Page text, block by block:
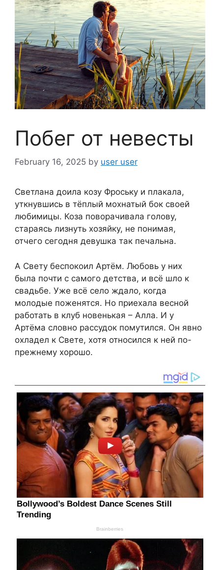
Побег от невесты
February 16, 2025 by user user
Светлана доила козу Фроську и плакала,
уткнувшись в тёплый мохнатый бок своей
любимицы. Коза поворачивала голову,
стараясь лизнуть хозяйку, не понимая,
отчего сегодня девушка так печальна.
А Свету беспокоил Артём. Любовь у них
была почти с самого детства, и всё шло к
свадьбе. Уже всё село ждало, когда
молодые поженятся. Но приехала весной
работать в клуб новенькая – Алла. И у
Артёма словно рассудок помутился. Он явно
охладел к Свете, хотя относился к ней по-
прежнему хорошо.